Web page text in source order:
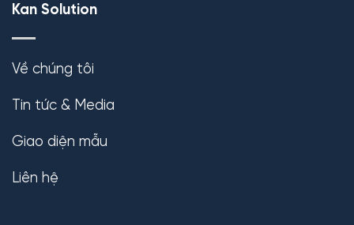
Kan Solution
Về chúng tôi
Tin tức & Media
Giao diện mẫu
Liên hệ